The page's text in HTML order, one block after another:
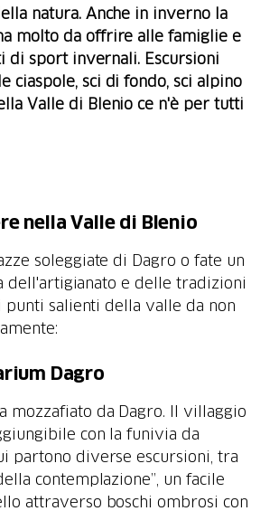
natura. Anche in inverno la
molto da offrire alle famiglie e
di sport invernali. Escursioni
ciaspole, sci di fondo, sci alpino
Valle di Blenio ce n'è per tutti
nella Valle di Blenio
soleggiate di Dagro o fate un
dell'artigianato e delle tradizioni
punti salienti della valle da non
Dagro
mozzafiato da Dagro. Il villaggio
con la funivia da
partono diverse escursioni, tra
contemplazione”, un facile
attraverso boschi ombrosi con